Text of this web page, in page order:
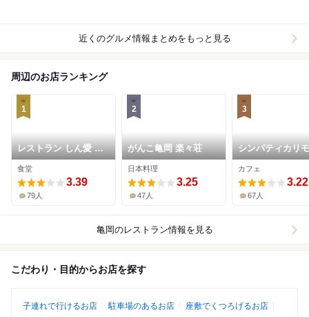
近くのグルメ情報まとめをもっと見る
周辺のお店ランキング
1
レストラン しん愛 亀
岡店
食堂
3.39
79人
2
がんこ亀岡 楽々荘
日本料理
3.25
47人
3
シンパティカリ
カフェ
3.22
67人
亀岡のレストラン情報を見る
こだわり・目的からお店を探す
子連れで行けるお店 駐車場のあるお店
座敷でくつろげるお店